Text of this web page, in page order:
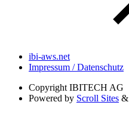
ibi-aws.net
Impressum / Datenschutz
Copyright IBITECH AG
Powered by Scroll Sites &